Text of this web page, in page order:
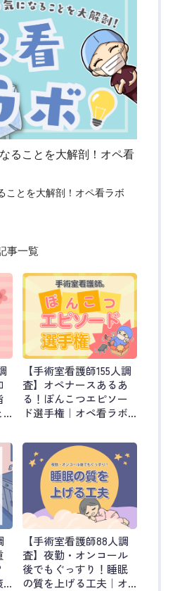
ることを大解剖！オペ看
ことを大解剖！オペ看ラボ
事一覧
【手術室看護師155人調
査】オペナースあるあ
る！ぽんこつエピソー
ド選手権｜オペ看ラボ
【手術室看護師88人調
査】夜勤・オンコール
後でもぐっすり！睡眠
の質を上げる工夫｜オ